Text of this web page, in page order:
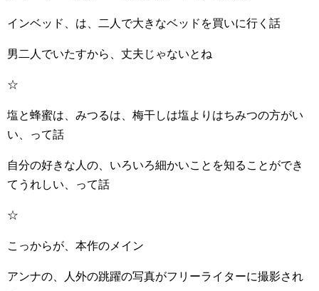
インベッド、は、二人で大きなベッドを買いに行く話
男二人でいたすから、丈夫じゃないとね
☆
塩と蜂蜜は、みつるは、梅干しは塩よりはちみつの方がい
い、って話
自分の好きな人の、いろいろ細かいことを知ることができ
てうれしい、って話
☆
こっからが、本作のメイン
アンナの、人外の跳躍の写真がフリーライターに撮影され